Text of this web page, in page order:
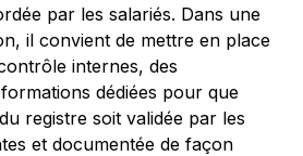
par les salariés. Dans une
il convient de mettre en place
internes, des
dédiées pour que
registre soit validée par les
et documentée de façon